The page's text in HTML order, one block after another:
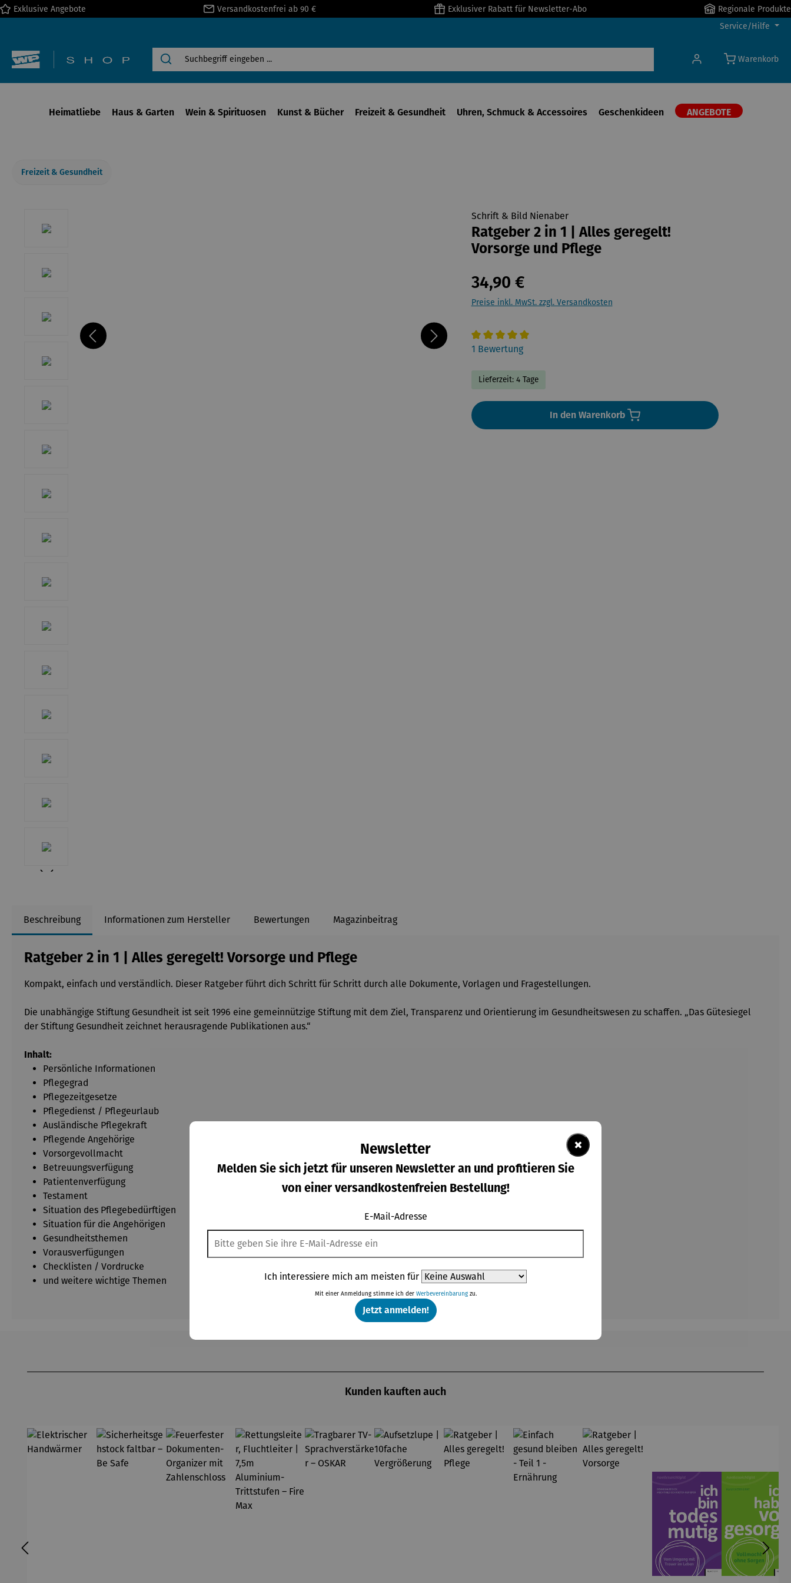
Zur Hauptnavigation springen
Exklusive Angebote Versandkostenfrei ab 90 € Exklusiver Rabatt für Newsletter-Abo
Regionale Produkte
Service/Hilfe
Warenkorb
Heimatliebe Haus & Garten Wein & Spirituosen Kunst & Bücher Freizeit & Gesundheit Uhren, Schmuck & Accessoires Geschenkideen ANGEBOTE
Freizeit & Gesundheit
Schrift & Bild Nienaber
Ratgeber 2 in 1 | Alles geregelt!
Vorsorge und Pflege
34,90 €
Preise inkl. MwSt. zzgl. Versandkosten
Durchschnittliche Bewertung von 5 von 5 Sternen
1 Bewertung
Lieferzeit: 4 Tage
In den Warenkorb
Beschreibung Informationen zum Hersteller Bewertungen Magazinbeitrag
Ratgeber 2 in 1 | Alles geregelt! Vorsorge und Pflege
Kompakt, einfach und verständlich. Dieser Ratgeber führt dich Schritt für Schritt durch alle Dokumente, Vorlagen und Fragestellungen.
Die unabhängige Stiftung Gesundheit ist seit 1996 eine gemeinnützige Stiftung mit dem Ziel, Transparenz und Orientierung im Gesundheitswesen zu schaffen. „Das Gütesiegel
der Stiftung Gesundheit zeichnet herausragende Publikationen aus.“
Inhalt:
Persönliche Informationen
Pflegegrad
Pflegezeitgesetze
Pflegedienst / Pflegeurlaub
Ausländische Pflegekraft
Pflegende Angehörige
Vorsorgevollmacht
Betreuungsverfügung
Patientenverfügung
Testament
Situation des Pflegebedürftigen
Situation für die Angehörigen
Gesundheitsthemen
Vorausverfügungen
Checklisten / Vordrucke
und weitere wichtige Themen
Kunden kauften auch
×
Newsletter
Melden Sie sich jetzt für unseren Newsletter an und profitieren Sie
von einer versandkostenfreien Bestellung!
E-Mail-Adresse
Ich interessiere mich am meisten für
Mit einer Anmeldung stimme ich der Werbevereinbarungzu.
Jetzt anmelden!